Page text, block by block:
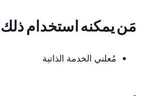
مَن يمكنه استخدام
مُعلني الخدمة الذاتية